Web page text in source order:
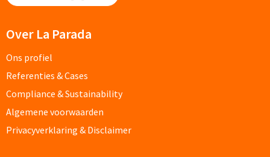
Custom made muismatten
Kantoor artikelen
Agenda's bedrukken
Over La Parada
Ons profiel
Referenties & Cases
Compliance & Sustainability
Algemene voorwaarden
Privacyverklaring & Disclaimer